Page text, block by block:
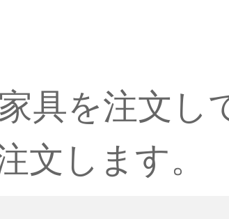
具を注文し
します。